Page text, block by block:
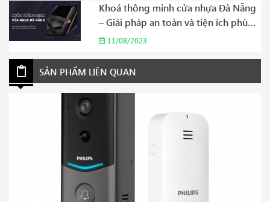
Khoá thông minh cửa nhựa Đà Nẵng
– Giải pháp an toàn và tiện ích phù
hợp cho gia đình của bạn Năm 2023
11/08/2023
SẢN PHẨM LIÊN QUAN